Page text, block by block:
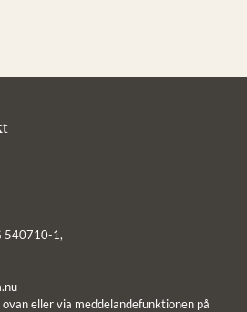
540710-1,
eller via meddelandefunktionen på